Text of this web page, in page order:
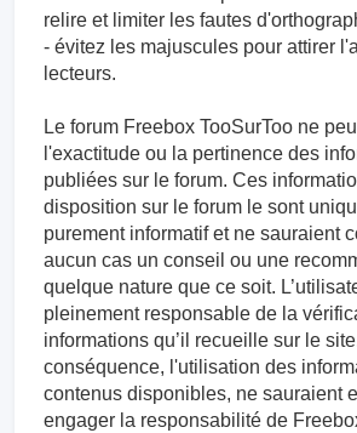
relire et limiter les fautes
- évitez les majuscules pour attirer
lecteurs.
Le forum Freebox TooSurToo ne
l'exactitude ou la pertinence des
publiées sur le forum. Ces
disposition sur le forum le sont
purement informatif et ne sauraient
aucun cas un conseil ou une
quelque nature que ce soit.
pleinement responsable de la
informations qu’il recueille sur le
conséquence, l'utilisation des
contenus disponibles, ne sauraient
engager la responsabilité de